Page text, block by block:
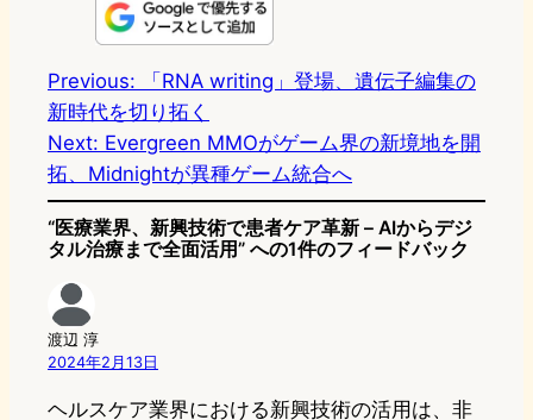
n
s
d
o
n
u
k
y
e
o
o
k
e
a
Previous:
「RNA writing」登場、遺伝子編集の
新時代を切り拓く
Next: Evergreen MMOがゲーム界の新境地を開
拓、Midnightが異種ゲーム統合へ
“医療業界、新興技術で患者ケア革新 – AIからデジ
タル治療まで全面活用” への1件のフィードバック
渡辺 淳
2024年2月13日
ヘルスケア業界における新興技術の活用は、非